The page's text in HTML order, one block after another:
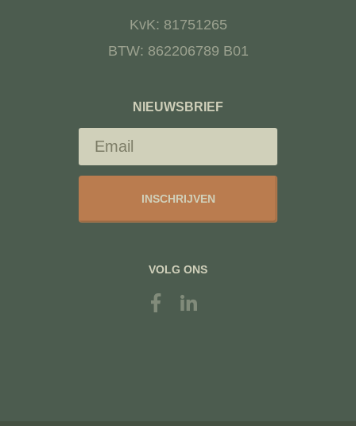
KvK: 81751265
BTW: 862206789 B01
NIEUWSBRIEF
INSCHRIJVEN
VOLG ONS